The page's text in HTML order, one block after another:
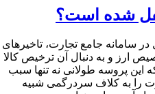
شده است؟
در سامانه جامع تجارت، تاخیرهای
ارز و به دنبال آن ترخیص کالا
این پروسه طولانی نه تنها سبب
را به کلاف سردرگمی شبیه